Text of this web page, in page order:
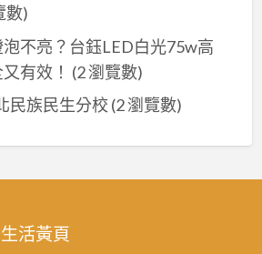
數)
不亮？台鈺LED白光75w高
有效！ (2 瀏覽數)
民族民生分校 (2 瀏覽數)
活黃頁